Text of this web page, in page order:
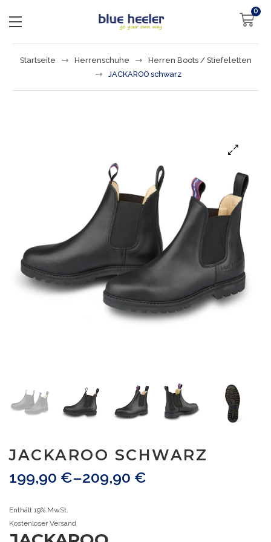
0
Startseite Herrenschuhe
Herren Boots / Stiefeletten
JACKAROO schwarz
JACKAROO SCHWARZ
199,90 €–209,90 €
Enthält 19% MwSt.
Kostenloser Versand